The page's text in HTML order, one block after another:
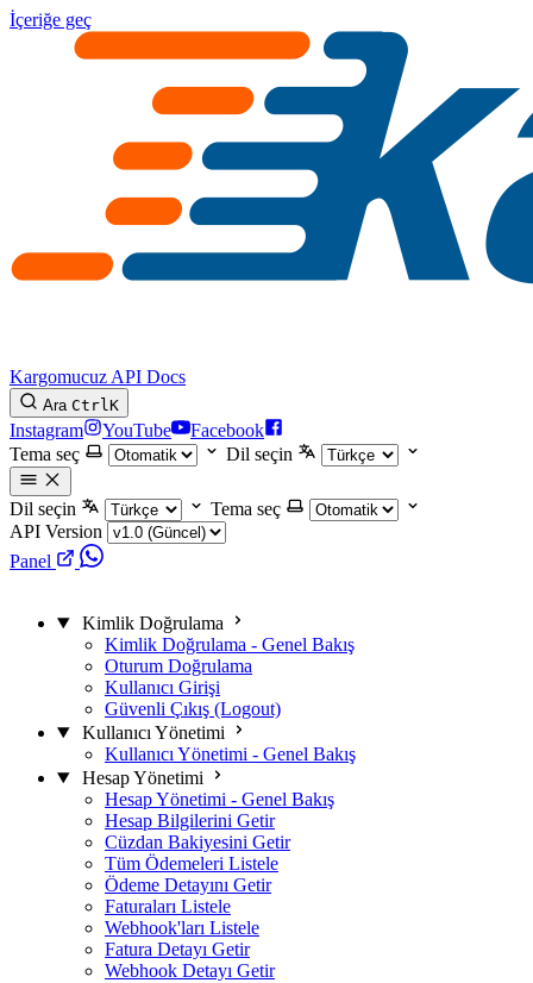
İçeriğe geç
Kargomucuz API Docs
Ara CtrlK
Instagram YouTube
Facebook
Tema seç
Dil seçin
Dil seçin
Tema seç
API Version
Panel
Kimlik Doğrulama
Kimlik Doğrulama - Genel Bakış
Oturum Doğrulama
Kullanıcı Girişi
Güvenli Çıkış (Logout)
Kullanıcı Yönetimi
Kullanıcı Yönetimi - Genel Bakış
Hesap Yönetimi
Hesap Yönetimi - Genel Bakış
Hesap Bilgilerini Getir
Cüzdan Bakiyesini Getir
Tüm Ödemeleri Listele
Ödeme Detayını Getir
Faturaları Listele
Webhook'ları Listele
Fatura Detayı Getir
Webhook Detayı Getir